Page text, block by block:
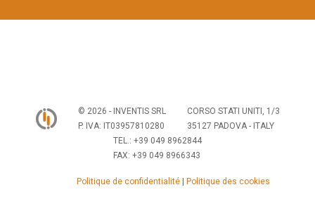
© 2026 - INVENTIS SRL
P. IVA: IT03957810280
CORSO STATI UNITI, 1/3
35127 PADOVA - ITALY
TEL.: +39 049 8962844
FAX: +39 049 8966343
Politique de confidentialité Politique des cookies